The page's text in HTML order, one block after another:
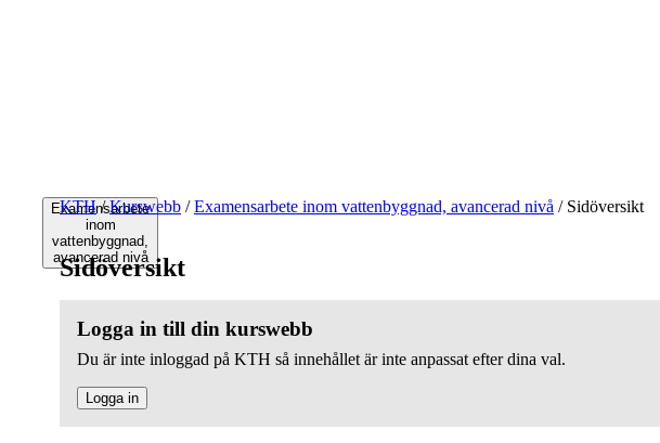
Examensarbete
inom
vattenbyggnad,
avancerad nivå
KTH / Kurswebb / Examensarbete inom vattenbyggnad, avancerad nivå /Sidöversikt
Sidöversikt
Logga in till din kurswebb
Du är inte inloggad på KTH så innehållet är inte anpassat efter dina val.
Logga in